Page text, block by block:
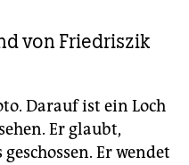
von Friedriszik
Darauf ist ein Loch
Er glaubt,
Er wendet